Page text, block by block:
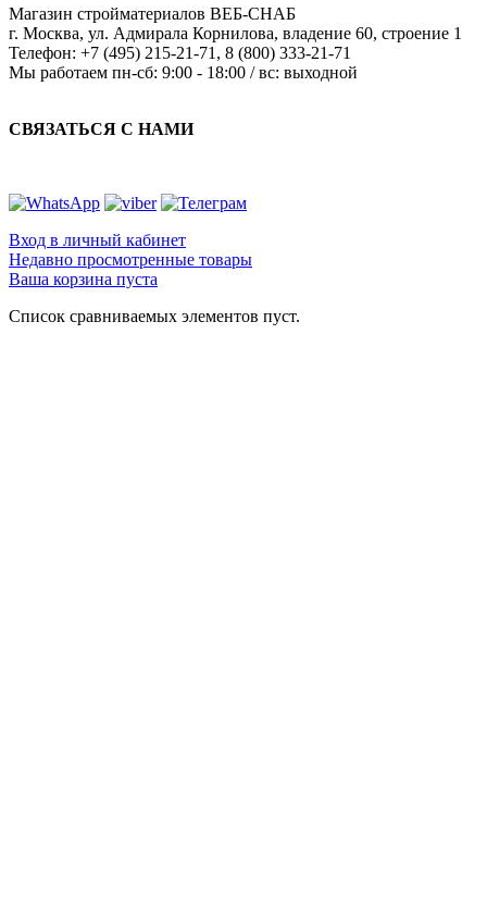
Магазин стройматериалов ВЕБ-СНАБ
г. Москва, ул. Адмирала Корнилова, владение 60, строение 1
Телефон: +7 (495) 215-21-71 , 8 (800) 333-21-71
Мы работаем пн-сб: 9:00 - 18:00 / вс: выходной
СВЯЗАТЬСЯ С НАМИ
Вход в личный кабинет
Недавно просмотренные товары
Ваша корзина пуста
Список сравниваемых элементов пуст.